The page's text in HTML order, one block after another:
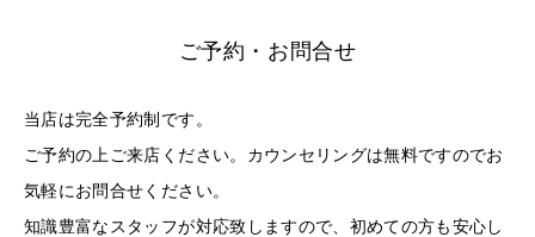
ご予約・お問合せ
当店は完全予約制です。
ご予約の上ご来店ください。カウンセリングは無料ですのでお
気軽にお問合せください。
知識豊富なスタッフが対応致しますので、初めての方も安心し